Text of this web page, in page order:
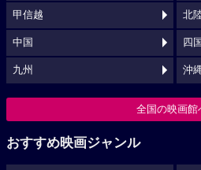
甲信越 北
中国 四国
九州 沖
全国の映画館
おすすめ映画ジャンル